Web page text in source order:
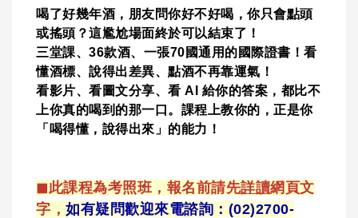
喝了好幾年酒，朋友問你好不好喝，你只會點頭
或搖頭？這尷尬場面終於可以結束了！
三堂課、36款酒、一張70國通用的國際證書！看
懂酒標、說得出差異、點酒不再靠運氣！
看影片、看圖文分享、看 AI 給你的答案，都比不
上你真的喝到的那一口。課程上教你的，正是你
「喝得懂，說得出來」的能力！
◼此課程為考照班，報名前請先詳讀網頁文
字， 如有疑問歡迎來電諮詢 ：(02)2700-